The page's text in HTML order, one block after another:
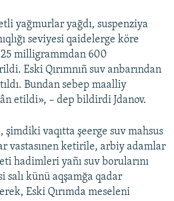
yağmurlar yağdı, suspenziya
seviyesi qaidelerge köre
milligrammdan 600
Eski Qırımnıñ suv anbarından
Bundan sebep maalliy
etildi», – dep bildirdi Jdanov.
şimdiki vaqıtta şeerge suv mahsus
vastasınen ketirile, arbiy adamlar
hadimleri yañı suv borularını
salı künü aqşamğa qadar
Eski Qırımda meseleni